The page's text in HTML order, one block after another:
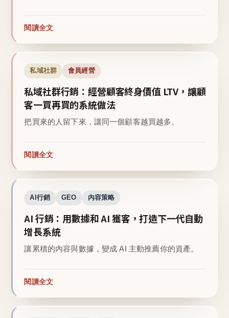
閱讀全文
私域社群 會員經營
私域社群行銷：經營顧客終身價值 LTV，讓顧
客一買再買的系統做法
把買來的人留下來，讓同一個顧客越買越多。
閱讀全文
AI行銷 GEO 內容策略
AI 行銷：用數據和 AI 獲客，打造下一代自動
增長系統
讓累積的內容與數據，變成 AI 主動推薦你的資產。
閱讀全文